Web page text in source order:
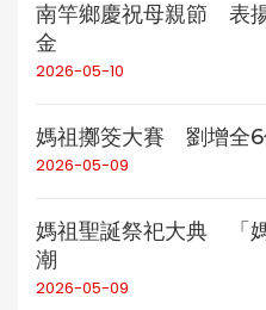
南竿鄉慶祝母親節 表
金
2026-05-10
媽祖擲筊大賽 劉增全
2026-05-09
媽祖聖誕祭祀大典 「
潮
2026-05-09